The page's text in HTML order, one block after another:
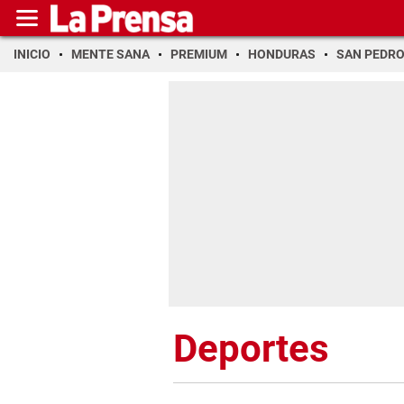
INICIO MENTE SANA PREMIUM HONDURAS SAN PEDRO
Deportes